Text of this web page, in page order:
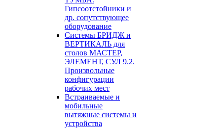
Гипсоотстойники и
др. сопутствующее
оборудование
Системы БРИДЖ и
ВЕРТИКАЛЬ для
столов МАСТЕР,
ЭЛЕМЕНТ, СУЛ 9.2.
Произвольные
конфигурации
рабочих мест
Встраиваемые и
мобильные
вытяжные системы и
устройства